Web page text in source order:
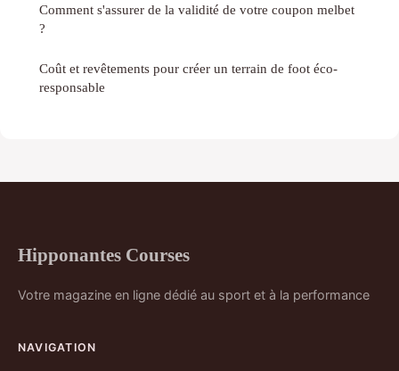
Comment s'assurer de la validité de votre coupon melbet
?
Coût et revêtements pour créer un terrain de foot éco-
responsable
Hipponantes Courses
Votre magazine en ligne dédié au sport et à la performance
NAVIGATION